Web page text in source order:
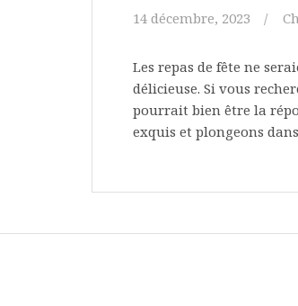
14 décembre, 2023
Les repas de fête ne
délicieuse. Si vous
pourrait bien être la
exquis et plongeons